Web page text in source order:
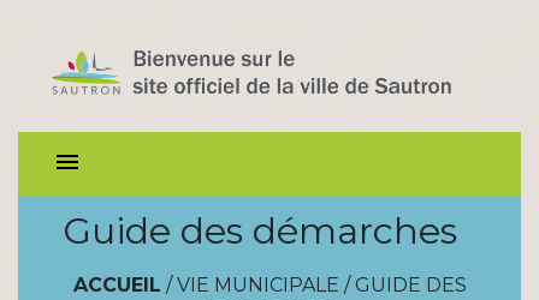
menu
Guide des démarches
ACCUEIL / VIE MUNICIPALE / GUIDE DES